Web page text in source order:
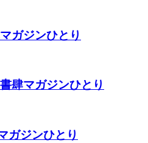
ガジンひとり
肆マガジンひとり
ガジンひとり